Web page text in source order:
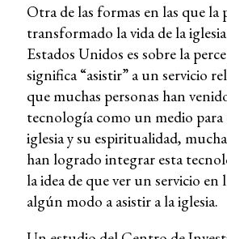
Otra de las formas en las que la
transformado la vida de la
Estados Unidos es sobre la
significa “asistir” a un servicio
que muchas personas han
tecnología como un medio para
iglesia y su espiritualidad,
han logrado integrar esta
la idea de que ver un servicio en
algún modo a asistir a la iglesia.